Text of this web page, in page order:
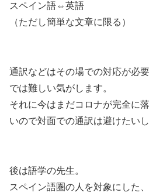
スペイン語⇔英語
（ただし簡単な文章に限る）
通訳などはその場での対応が必
では難しい気がします。
それに今はまだコロナが完全に
いので対面での通訳は避けたいし
後は語学の先生。
スペイン語圏の人を対象にした